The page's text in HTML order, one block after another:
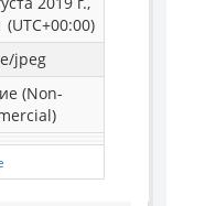
(UTC+00:00)
jpeg
(Non-